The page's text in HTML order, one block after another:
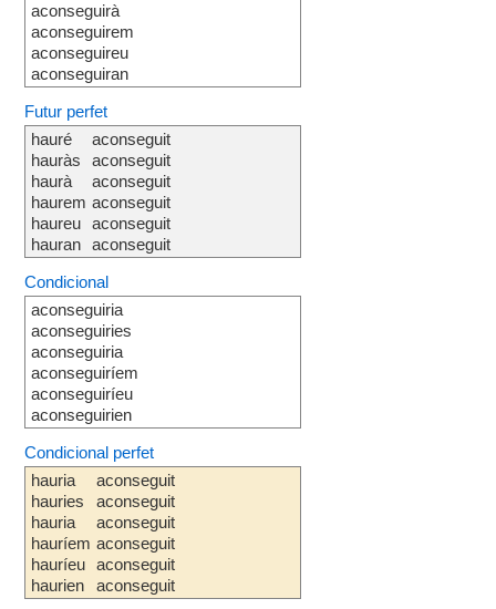
aconseguirà
aconseguirem
aconseguireu
aconseguiran
Futur perfet
hauré
hauràs
haurà
haurem
haureu
hauran
aconseguit
aconseguit
aconseguit
aconseguit
aconseguit
aconseguit
Condicional
aconseguiria
aconseguiries
aconseguiria
aconseguiríem
aconseguiríeu
aconseguirien
Condicional perfet
hauria
hauries
hauria
hauríem
hauríeu
haurien
aconseguit
aconseguit
aconseguit
aconseguit
aconseguit
aconseguit